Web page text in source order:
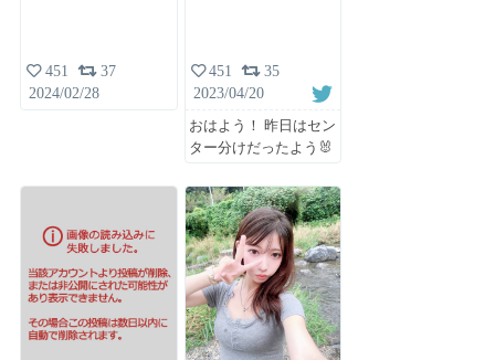
451
37
2024/02/28
451
35
2023/04/20
おはよう！ 昨日はセン
ター分けだったよう🐰